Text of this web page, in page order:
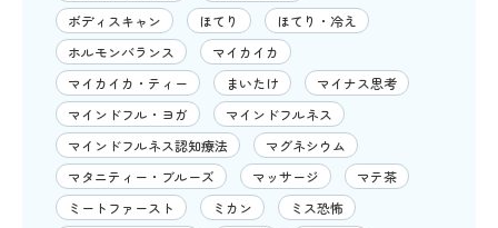
ボディスキャン
ほてり
ほてり・冷え
ホルモンバランス
マイカイカ
マイカイカ・ティー
まいたけ
マイナス思考
マインドフル・ヨガ
マインドフルネス
マインドフルネス認知療法
マグネシウム
マタニティー・ブルーズ
マッサージ
マテ茶
ミートファースト
ミカン
ミス恐怖